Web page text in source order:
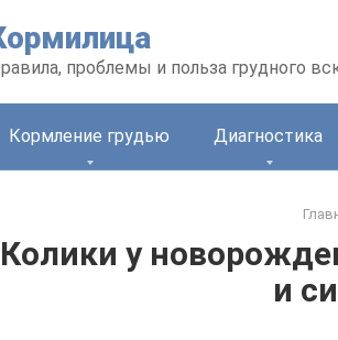
проблемы и польза грудного
Кормление грудью Диагностика
Колики у
и